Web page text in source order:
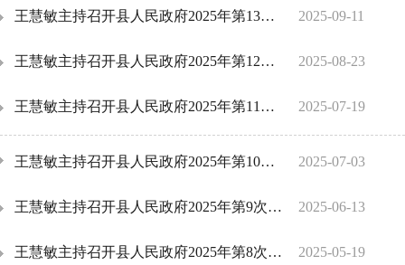
2025-09-11
王慧敏主持召开县人民政府2025年第13次常务会议
2025-08-23
王慧敏主持召开县人民政府2025年第12次常务会议
2025-07-19
王慧敏主持召开县人民政府2025年第11次常务会议
2025-07-03
王慧敏主持召开县人民政府2025年第10次常务会议
2025-06-13
王慧敏主持召开县人民政府2025年第9次常务会议
2025-05-19
王慧敏主持召开县人民政府2025年第8次常务会议